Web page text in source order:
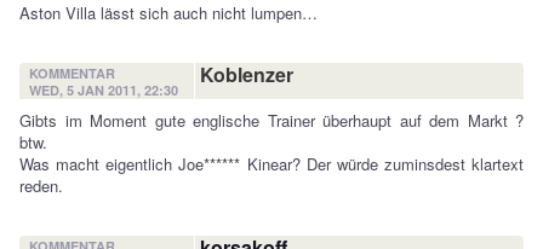
Aston Villa lässt sich auch nicht lumpen…
KOMMENTAR
WED, 5 JAN 2011, 22:30
Koblenzer
Gibts im Moment gute englische Trainer überhaupt auf dem Markt ?
btw.
Was macht eigentlich Joe****** Kinear? Der würde zuminsdest klartext
reden.